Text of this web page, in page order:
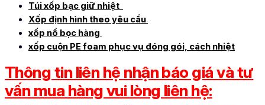
Túi xốp bạc giữ nhiệt
Xốp định hình theo yêu cầu
xốp nổ bọc hàng
xốp cuộn PE foam phục vụ đóng gói, cách nhiệt
Thông tin liên hệ nhận báo giá và tư
vấn mua hàng vui lòng liên hệ: